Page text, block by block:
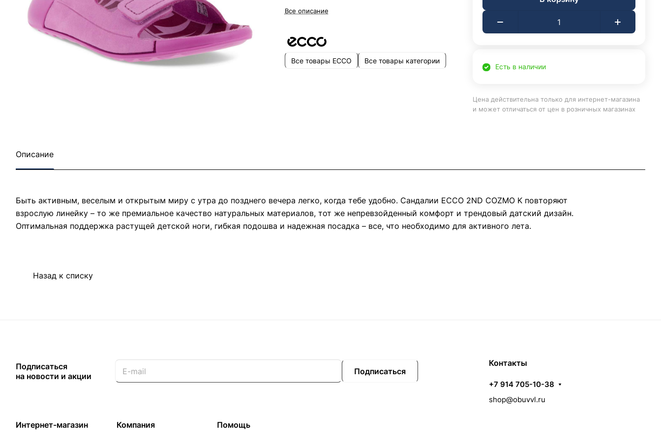
Все описание
Все товары ECCO Все товары категории
Есть в наличии
Цена действительна только для интернет-магазина
и может отличаться от цен в розничных магазинах
Описание
Быть активным, веселым и открытым миру с утра до позднего вечера легко, когда тебе удобно. Сандалии ECCO 2ND COZMO K повторяют
взрослую линейку – то же премиальное качество натуральных материалов, тот же непревзойденный комфорт и трендовый датский дизайн.
Оптимальная поддержка растущей детской ноги, гибкая подошва и надежная посадка – все, что необходимо для активного лета.
Назад к списку
Подписаться
на новости и акции
Подписаться
Интернет-магазин Компания Помощь
Контакты
+7 914 705-10-38
shop@obuvvl.ru